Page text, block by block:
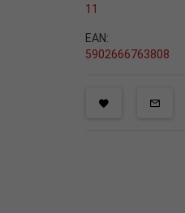
11
EAN:
5902666763808